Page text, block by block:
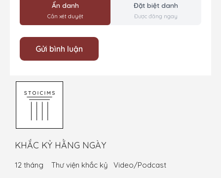
Ẩn danh
Cần xét duyệt
Đặt biệt danh
Được đăng ngay
KHẮC KỶ HẰNG NGÀY
12 tháng Thư viện khắc kỷ Video/Podcast